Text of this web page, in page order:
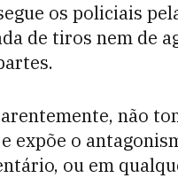
os policiais
de tiros nem de
não
expõe o
ou em